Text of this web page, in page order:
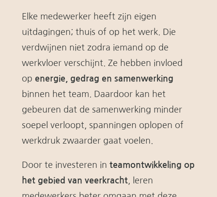
Elke medewerker heeft zijn eigen
uitdagingen; thuis of op het werk. Die
verdwijnen niet zodra iemand op de
werkvloer verschijnt. Ze hebben invloed
op energie, gedrag en samenwerking
binnen het team. Daardoor kan het
gebeuren dat de samenwerking minder
soepel verloopt, spanningen oplopen of
werkdruk zwaarder gaat voelen.
Door te investeren in teamontwikkeling op
het gebied van veerkracht, leren